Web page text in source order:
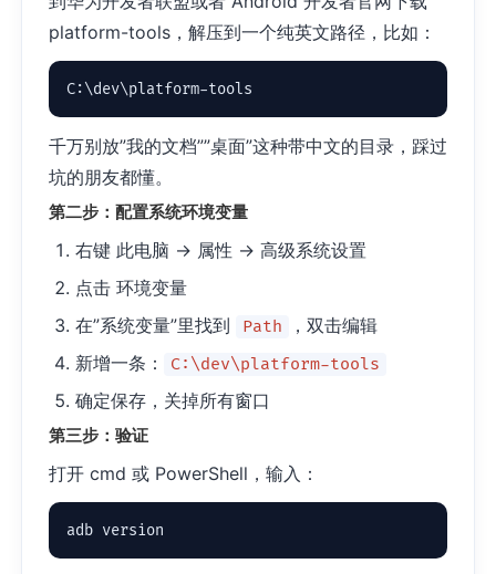
platform-tools，解压到一个纯英文路径，比如：
C:\dev\platform-tools
千万别放”我的文档””桌面”这种带中文的目录，踩过
坑的朋友都懂。
第二步：配置系统环境变量
右键 此电脑 → 属性 → 高级系统设置
点击 环境变量
在”系统变量”里找到
Path
，双击编辑
新增一条：
C:\dev\platform-tools
确定保存，关掉所有窗口
第三步：验证
打开 cmd 或 PowerShell，输入：
adb version